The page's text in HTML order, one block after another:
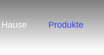
Produkte